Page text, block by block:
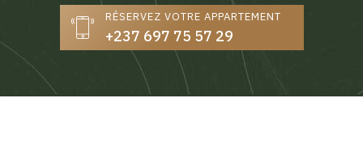
RÉSERVEZ VOTRE APPARTEMENT
+237 697 75 57 29